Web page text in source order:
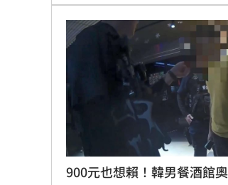
商場戰國來臨 台中「
台彩父親節推新刮刮樂
「拍片人的多重宇宙」
8國球員齊聚高雄
理想混蛋號召粉絲跨海
會的據點，影片曝光後吸引200
人按讚。對此，7-11也公開回
好」。
900元也想賴！韓男餐酒館